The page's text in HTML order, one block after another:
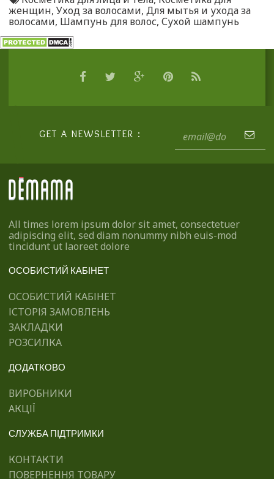
женщин, Уход за волосами, Для мытья и ухода за
волосами, Шампунь для волос, Сухой шампунь
GET A NEWSLETTER :
All times lorem ipsum dolor sit amet, consectetuer
adipiscing elit, sed diam nonummy nibh euis-mod
tincidunt ut laoreet dolore
ОСОБИСТИЙ КАБІНЕТ
ОСОБИСТИЙ КАБІНЕТ
ІСТОРІЯ ЗАМОВЛЕНЬ
ЗАКЛАДКИ
РОЗСИЛКА
ДОДАТКОВО
ВИРОБНИКИ
АКЦІЇ
СЛУЖБА ПІДТРИМКИ
КОНТАКТИ
ПОВЕРНЕННЯ ТОВАРУ